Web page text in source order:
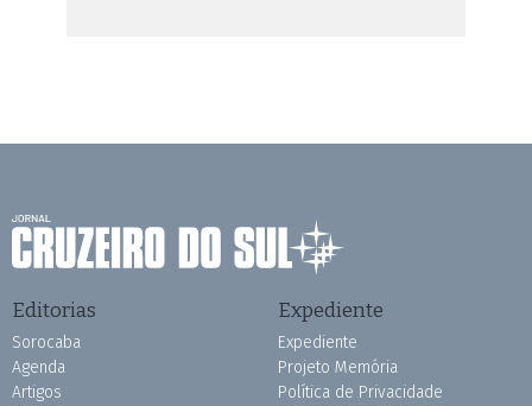
Editorias
Sorocaba
Agenda
Artigos
Expediente
Expediente
Projeto Memória
Política de Privacidade